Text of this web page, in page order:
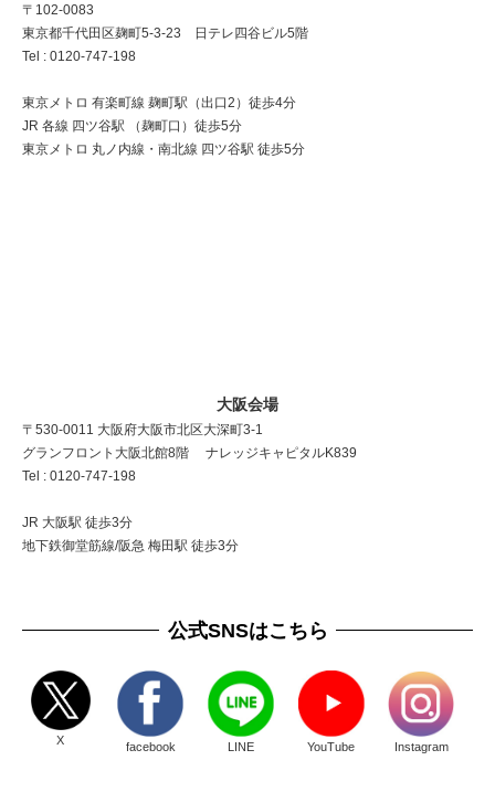
〒102-0083
東京都千代田区麹町5-3-23 日テレ四谷ビル5階
Tel : 0120-747-198
東京メトロ 有楽町線 麹町駅（出口2）徒歩4分
JR 各線 四ツ谷駅 （麹町口）徒歩5分
東京メトロ 丸ノ内線・南北線 四ツ谷駅 徒歩5分
大阪会場
〒530-0011 大阪府大阪市北区大深町3-1
グランフロント大阪北館8階 ナレッジキャピタルK839
Tel : 0120-747-198
JR 大阪駅 徒歩3分
地下鉄御堂筋線/阪急 梅田駅 徒歩3分
公式SNSはこちら
X facebook LINE YouTube Instagram